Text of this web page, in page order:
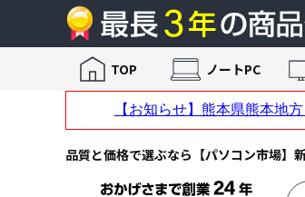
品質と価格で選ぶなら【パソコン市場】
TOP ノートPC